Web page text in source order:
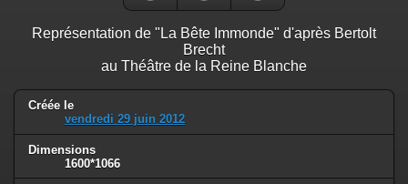
Représentation de "La Bête Immonde" d'après Bertolt
Brecht
au Théâtre de la Reine Blanche
Créée le
vendredi 29 juin 2012
Dimensions
1600*1066